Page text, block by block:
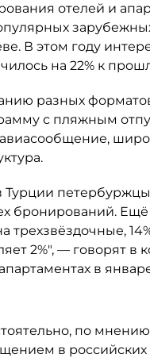
отелей и
В этом году
на 22% к
разных
с пляжным
бронирований. Ещё
трехзвёздочные,
2%", — говорят в
в
по
в российских